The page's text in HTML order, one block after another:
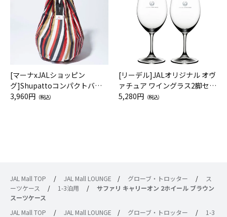
[マーナxJALショッピン
グ]Shupattoコンパクトバッ
グ Drop JAL客室乗務員（LC）
3,960円 （税込）
[リーデル]JALオリジナル オヴ
ァチュア ワイングラス2脚セッ
ト（レッドワイン）
5,280円 （税込）
JAL Mall TOP / JAL Mall LOUNGE / グローブ・トロッター /
ス
ーツケース
/ 1-3泊用 /
サファリ キャリーオン 2ホイール ブラウン
スーツケース
JAL Mall TOP
/ JAL Mall LOUNGE / グローブ・トロッター /
1-3